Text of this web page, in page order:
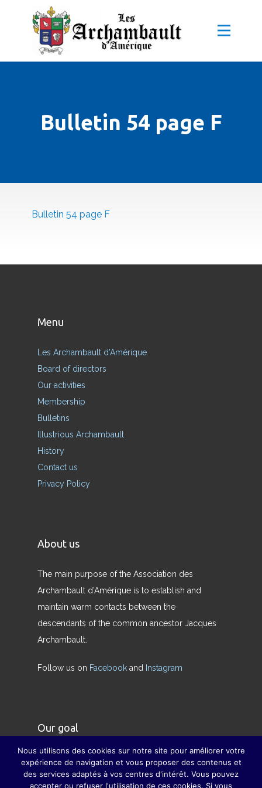
Bulletin 54 page F
Bulletin 54 page F
Menu
Les Archambault d’Amérique
Board of directors
Our activities
Membership
Bulletins
Illustrious Archambault
History
Contact us
Privacy Policy
About us
The main purpose of the Association des
Archambault d’Amérique is to establish and
maintain warm contacts between the
descendants of the common ancestor Jacques
Archambault.
Follow us on Facebook and Instagram
Our goal
Our goal is to restore the true meaning of the
family and to compensate, as far as possible, for
Nous utilisons des cookies sur notre site pour améliorer votre
expérience de navigation et vous proposer des contenus et
des services adaptés à vos centres d'intérêt. Vous pouvez
accepter ou refuser l'utilisation de ces cookies. Si vous